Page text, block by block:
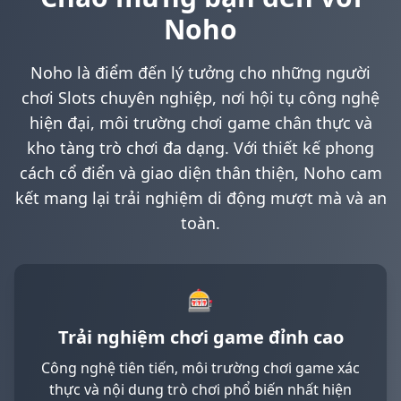
29/06/2026 Nguyen*** thang lon 5,900,000 VND 🔥
29/06/2026 Mac*** nhan thuong 650,000 VND ✨
29/06/2026 NguyenH*** nhan hoan tra 550,000 VND 💵
29/06/2026 MacG*** rut tien thanh cong 3,850,000 VND ✅
29/06/2026 MacC*** nhan hoan tra 150,000 VND 🔄
29/06/2026 Ch*** nhan hoan tra 500,000 VND 💵
29/06/2026 NguyenHo*** nhan hoan tra 400,000 VND 🔄
29/06/2026 Ton*** thang lon 11,700,000 VND 💰
29/06/2026 Cha*** nhan hoan tra 200,000 VND 🔄
29/06/2026 MacH*** nhan hoan tra 50,000 VND 🎊
29/06/2026 Ha*** no hu 20,000,000 VND 🎰
29/06/2026 Die*** nhan hoan tra 550,000 VND 🎊
29/06/2026 NguyenTr*** nhan thuong 600,000 VND ✨
29/06/2026 Han*** thang lon 8,100,000 VND 🏆
29/06/2026 NguyenTra*** no hu 67,500,000 VND 🚀
Noho
Noho là điểm đến lý tưởng cho những người
chơi Slots chuyên nghiệp, nơi hội tụ công nghệ
hiện đại, môi trường chơi game chân thực và
kho tàng trò chơi đa dạng. Với thiết kế phong
cách cổ điển và giao diện thân thiện, Noho cam
kết mang lại trải nghiệm di động mượt mà và an
toàn.
🎰
Trải nghiệm chơi game đỉnh cao
Công nghệ tiên tiến, môi trường chơi game xác
thực và nội dung trò chơi phổ biến nhất hiện